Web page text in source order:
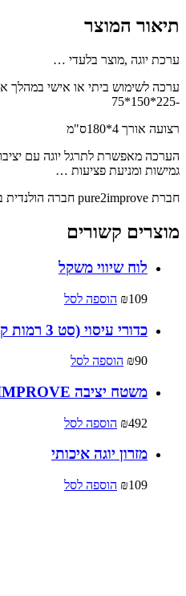
תיאור המוצר
ערכת יוגה ,מוצר בלעדי …
ערכה לשימוש ביתי או אישי במהלך
-225*150*75
רצועה אורך 4*180ס"מ
הערכה מאפשרת לתרגל יוגה עם
גמישות ומניעת פציעות …
חברת pure2improve חברה הולנדית בעלת איכות ושם עולמי …..
מוצרים קשורים
לוח שיווי משקל
₪109 הוספה לסל
כדורי עיסוי (סט 3 רמות קושי) Pure2improve
₪90 הוספה לסל
משטח יציבה PURE2IMPROVE
₪492 הוספה לסל
מזרון יוגה איכותי
₪109 הוספה לסל